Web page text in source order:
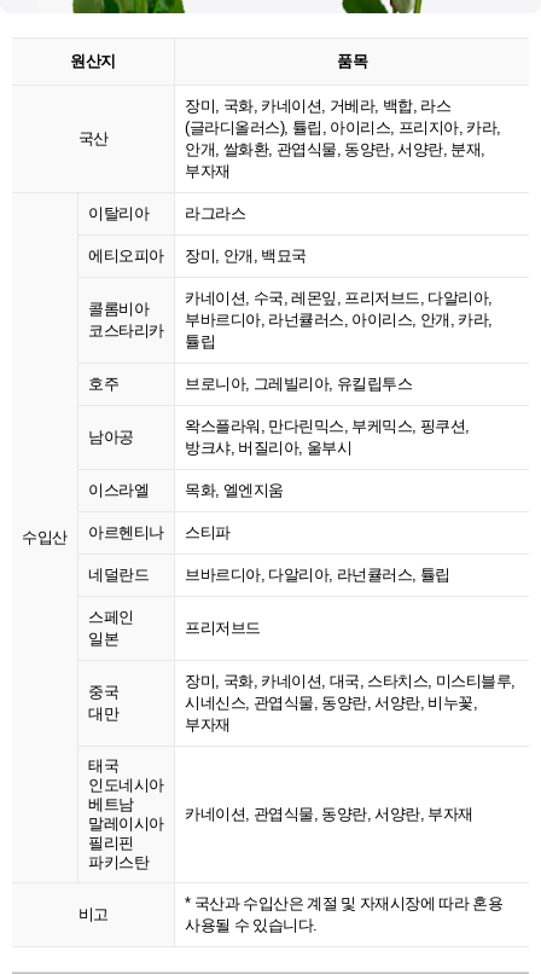
원산지 품목
국산
장미, 국화, 카네이션, 거베라, 백합, 라스
(글라디올러스), 튤립, 아이리스, 프리지아, 카라,
안개, 쌀화환, 관엽식물, 동양란, 서양란, 분재,
부자재
수입산
이탈리아 라그라스
에티오피아 장미, 안개, 백묘국
콜롬비아
코스타리카
카네이션, 수국, 레몬잎, 프리저브드, 다알리아,
부바르디아, 라넌큘러스, 아이리스, 안개, 카라,
튤립
호주 브로니아, 그레빌리아, 유킬립투스
남아공
왁스플라워, 만다린믹스, 부케믹스, 핑쿠션,
방크샤, 버질리아, 울부시
이스라엘 목화, 엘엔지움
아르헨티나 스티파
네덜란드 브바르디아, 다알리아, 라넌큘러스, 튤립
스페인
일본
프리저브드
중국
대만
장미, 국화, 카네이션, 대국, 스타치스, 미스티블루,
시네신스, 관엽식물, 동양란, 서양란, 비누꽃,
부자재
태국
인도네시아
베트남
말레이시아
필리핀
파키스탄
카네이션, 관엽식물, 동양란, 서양란, 부자재
비고
* 국산과 수입산은 계절 및 자재시장에 따라 혼용
사용될 수 있습니다.